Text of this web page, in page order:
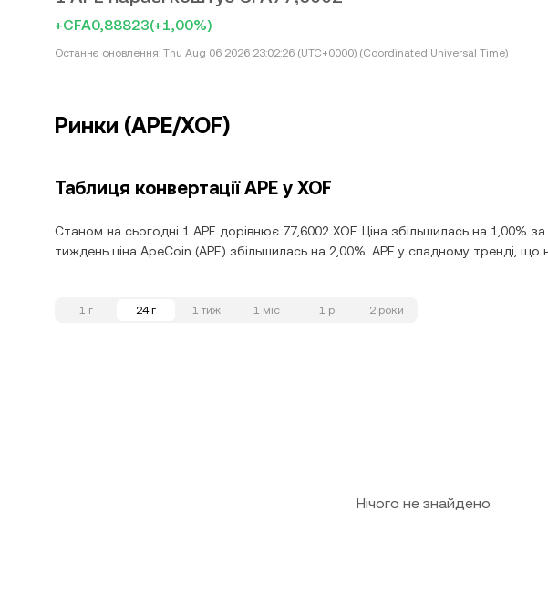
+CFA0,88823(+1,00%)
Останнє оновлення: Thu Aug 06 2026 23:02:26 (UTC+0000) (Coordinated Universal Time)
Ринки (APE/XOF)
Таблиця конвертації APE у XOF
Станом на сьогодні 1 APE дорівнює 77,6002 XOF. Ціна збільшилась на 1,00%
тиждень ціна ApeCoin (APE) збільшилась на 2,00%. APE у спадному тренді, що
1 г 24 г 1 тиж 1 міс 1 р 2 роки
Нічого не знайдено